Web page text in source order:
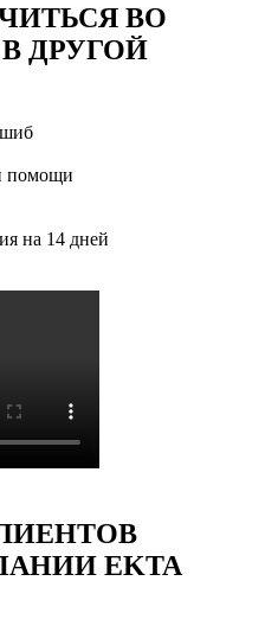
ВО
ДРУГОЙ
помощи
на 14 дней
EKTA